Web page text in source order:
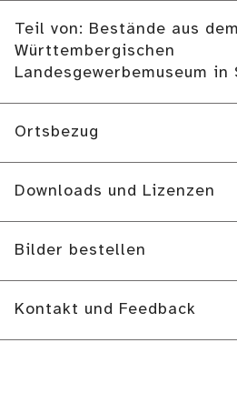
Teil von: Bestände aus
Württembergischen
Landesgewerbemuseum
Ortsbezug
Downloads und Lizenzen
Bilder bestellen
Kontakt und Feedback